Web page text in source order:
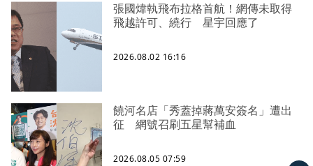
張國煒執飛布拉格首航！網傳未取得
飛越許可、繞行 星宇回應了
2026.08.02 16:16
饒河名店「秀蓋掉蔣萬安簽名」遭出
征 網號召刷五星幫補血
2026.08.05 07:59